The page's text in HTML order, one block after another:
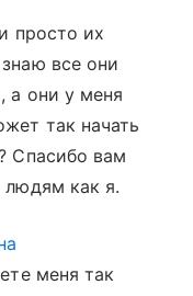
просто их
все они
а они у меня
так начать
Спасибо вам
людям как я.
меня так